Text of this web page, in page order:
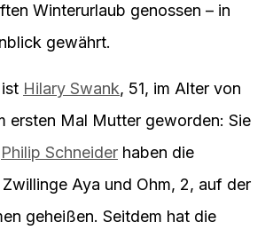
Winterurlaub genossen – in
gewährt.
Hilary Swank, 51, im Alter von
ersten Mal Mutter geworden: Sie
Philip Schneider haben die
Aya und Ohm, 2, auf der
geheißen. Seitdem hat die